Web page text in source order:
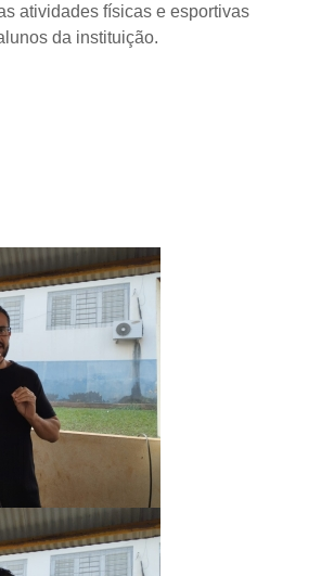
atividades físicas e esportivas
da instituição.